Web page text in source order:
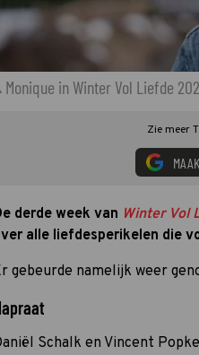
Monique in Winter Vol Liefde
Zie meer
derde week van Winter Vol
alle liefdesperikelen die
gebeurde namelijk weer
Schalk en Vincent